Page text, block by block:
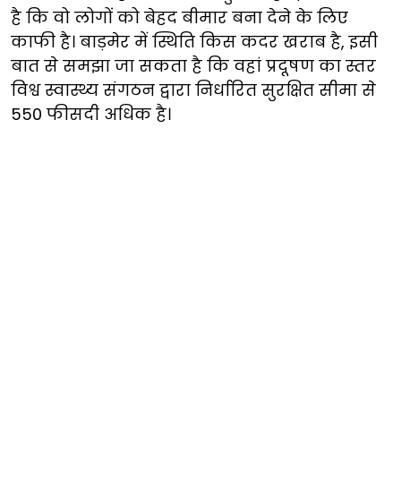
है कि वो लोगों को बेहद बीमार बना देने के लिए
काफी है। बाड़मेर में स्थिति किस कदर खराब है, इसी
बात से समझा जा सकता है कि वहां प्रदूषण का स्तर
विश्व स्वास्थ्य संगठन द्वारा निर्धारित सुरक्षित सीमा से
550 फीसदी अधिक है।